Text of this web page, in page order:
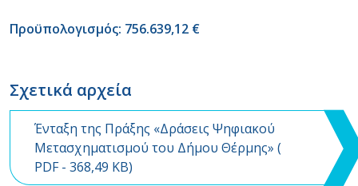
Προϋπολογισμός: 756.639,12 €
Σχετικά αρχεία
Ένταξη της Πράξης «Δράσεις Ψηφιακού
Μετασχηματισμού του Δήμου Θέρμης» (
PDF- 368,49 KB)